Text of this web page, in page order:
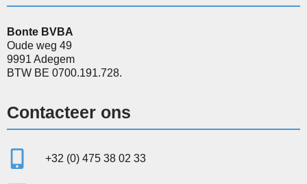
Bonte BVBA
Oude weg 49
9991 Adegem
BTW BE 0700.191.728.
Contacteer ons
+32 (0) 475 38 02 33